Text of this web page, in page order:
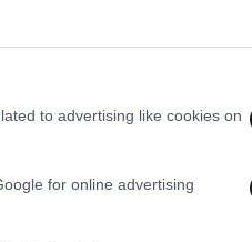
to advertising like cookies on
for online advertising